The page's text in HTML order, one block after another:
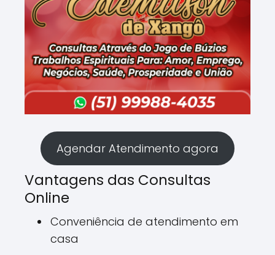
Agendar Atendimento agora
Vantagens das Consultas
Online
Conveniência de atendimento em
casa